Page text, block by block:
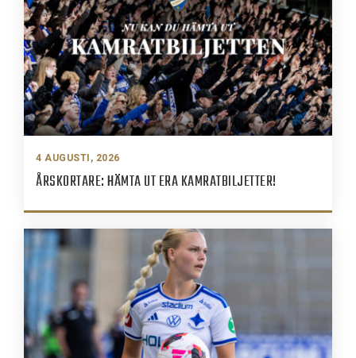
4 AUGUSTI, 2026
ÅRSKORTARE: HÄMTA UT ERA KAMRATBILJETTER!